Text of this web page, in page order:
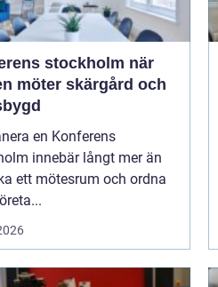
stockholm när
möter skärgård och
en Konferens
innebär långt mer än
ett mötesrum och ordna